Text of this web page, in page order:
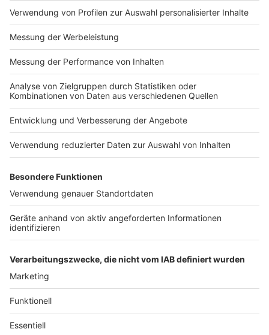
Impressum
Nutzungsbedingungen
Jobs
Presse
Werben
Archiv
ANTENNE BAYERN GROUP
Stiftung ANTENNE BAYERN
hilft
Teilnahmebedingungen
Grounding Page ANTENNE
BAYERN
Kontakt
Studio-Hotline
Verkehrs-Hotline
Datenschutz­erklärung
Newsletter